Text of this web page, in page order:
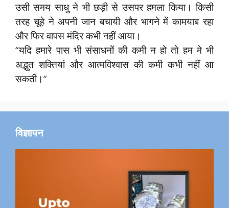
उसी समय साधु ने भी छड़ी से उसपर हमला किया। किसी
तरह चूहे ने अपनी जान बचायी और भागने में कामयाब रहा
और फिर वापस मंदिर कभी नहीं आया।
“यदि हमारे पास भी संसाधनों की कमी न हो तो हम मे भी
अद्भुत शक्तियां और आत्मविश्वास की कमी कभी नहीं आ
सकती।”
विज्ञापन